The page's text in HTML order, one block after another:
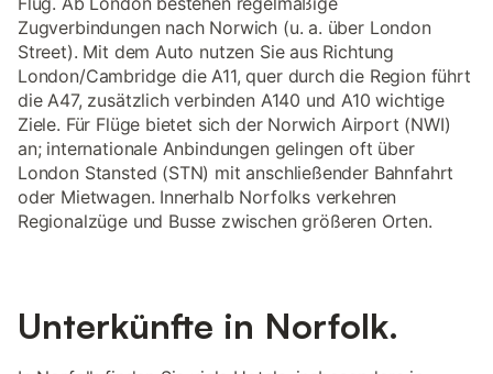
Zugverbindungen nach Norwich (u. a. über London
Street). Mit dem Auto nutzen Sie aus Richtung
London/Cambridge die A11, quer durch die Region führt
die A47, zusätzlich verbinden A140 und A10 wichtige
Ziele. Für Flüge bietet sich der Norwich Airport (NWI)
an; internationale Anbindungen gelingen oft über
London Stansted (STN) mit anschließender Bahnfahrt
oder Mietwagen. Innerhalb Norfolks verkehren
Regionalzüge und Busse zwischen größeren Orten.
Unterkünfte in Norfolk.